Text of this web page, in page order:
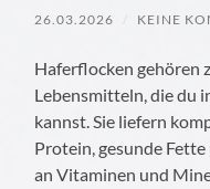
26.03.2026 KEINE
Haferflocken gehören
Lebensmitteln, die du
kannst. Sie liefern
Protein, gesunde
an Vitaminen und